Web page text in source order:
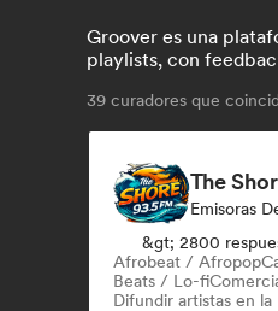
Groover es una
playlists, con
39 curadores que
The
Emisoras
&gt; 2800
Afrobeat / Afropop
Beats / Lo-fi
Difundir artistas en la